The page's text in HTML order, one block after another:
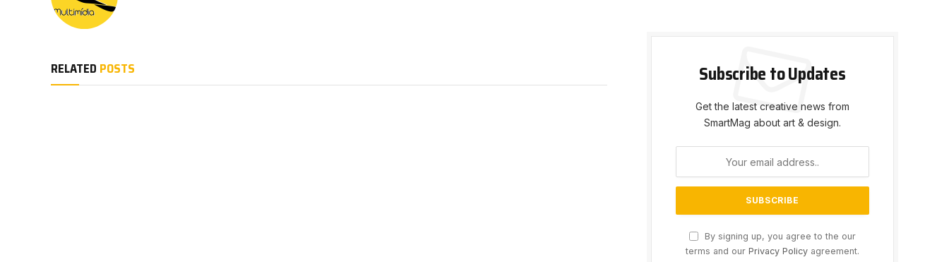
RELATED POSTS Subscribe to Updates
Get the latest creative news from
SmartMag about art & design.
By signing up, you agree to the our
terms and our Privacy Policy agreement.